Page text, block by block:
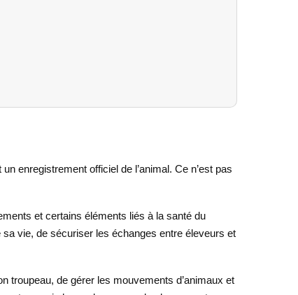
enregistrement officiel de l’animal. Ce n’est pas
et certains éléments liés à la santé du
vie, de sécuriser les échanges entre éleveurs et
troupeau, de gérer les mouvements d’animaux et